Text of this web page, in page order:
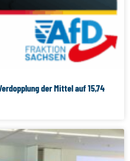
der Mittel auf 15,74